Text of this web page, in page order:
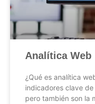
Analítica Web
¿Qué es analítica
indicadores clave
pero también son la